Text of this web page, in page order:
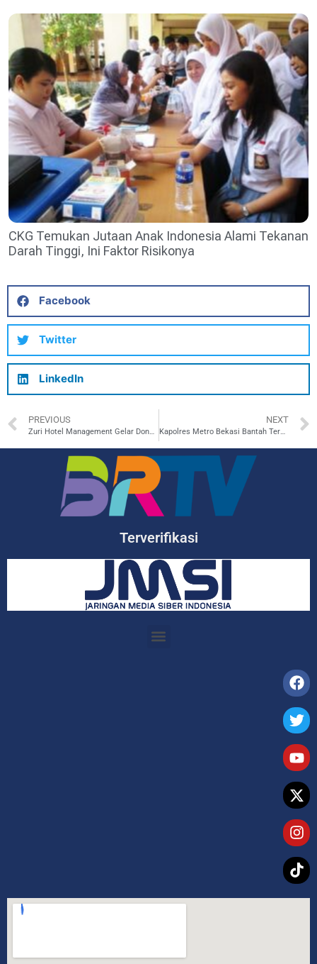
CKG Temukan Jutaan Anak Indonesia Alami Tekanan
Darah Tinggi, Ini Faktor Risikonya
Facebook
Twitter
LinkedIn
PREVIOUS
Zuri Hotel Management Gelar Donor Darah Serentak di Berbagai Wilayah Indonesia, Berhasil Himpun 600 Lebih Kantong Darah dalam Peringatan Hari Donor Darah Sedunia 2026
NEXT
Kapolres Metro Bekasi Bantah Terkait Dugaan Korupsi Program MBG di BGN
Terverifikasi